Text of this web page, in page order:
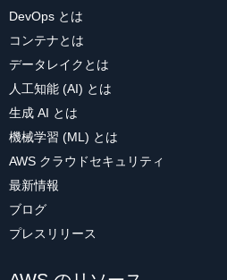
DevOps とは
コンテナとは
データレイクとは
人工知能 (AI) とは
生成 AI とは
機械学習 (ML) とは
AWS クラウドセキュリティ
最新情報
ブログ
プレスリリース